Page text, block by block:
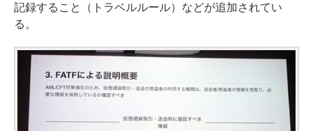
記録すること（トラベルルール）などが追加されてい
る。